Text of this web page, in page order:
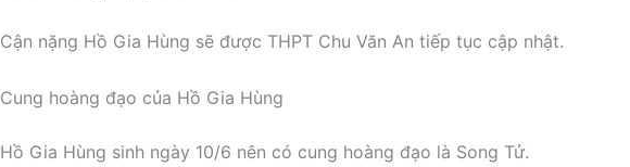
Cận nặng Hồ Gia Hùng sẽ được THPT Chu Văn An tiếp tục cập nhật.
Cung hoàng đạo của Hồ Gia Hùng
Hồ Gia Hùng sinh ngày 10/6 nên có cung hoàng đạo là Song Tử.